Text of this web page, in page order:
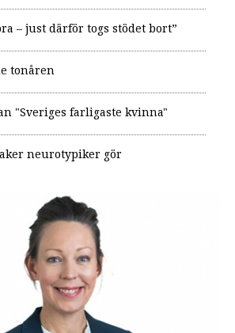
– just därför togs stödet bort”
tonåren
"Sveriges farligaste kvinna"
neurotypiker gör